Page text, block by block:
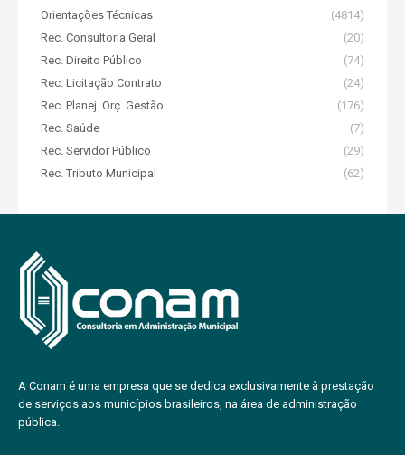
Orientações Técnicas
(4814)
Rec. Consultoria Geral
(20)
Rec. Direito Público
(74)
Rec. Licitação Contrato
(24)
Rec. Planej. Orç. Gestão
(176)
Rec. Saúde
(7)
Rec. Servidor Público
(29)
Rec. Tributo Municipal
(62)
A Conam é uma empresa que se dedica exclusivamente à prestação
de serviços aos municípios brasileiros, na área de administração
pública.